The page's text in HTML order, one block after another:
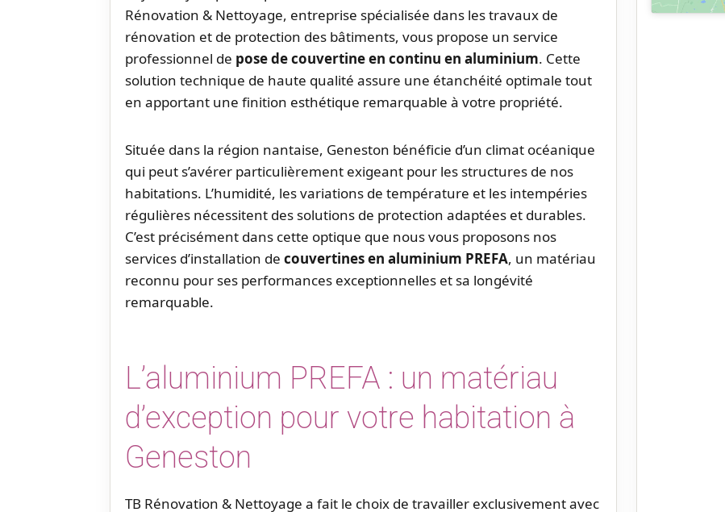
Rénovation & Nettoyage, entreprise spécialisée dans les travaux de
rénovation et de protection des bâtiments, vous propose un service
professionnel de pose de couvertine en continu en aluminium. Cette
solution technique de haute qualité assure une étanchéité optimale tout
en apportant une finition esthétique remarquable à votre propriété.
Située dans la région nantaise, Geneston bénéficie d’un climat océanique
qui peut s’avérer particulièrement exigeant pour les structures de nos
habitations. L’humidité, les variations de température et les intempéries
régulières nécessitent des solutions de protection adaptées et durables.
C’est précisément dans cette optique que nous vous proposons nos
services d’installation de couvertines en aluminium PREFA, un matériau
reconnu pour ses performances exceptionnelles et sa longévité
remarquable.
L’aluminium PREFA : un matériau
d’exception pour votre habitation à
Geneston
TB Rénovation & Nettoyage a fait le choix de travailler exclusivement avec